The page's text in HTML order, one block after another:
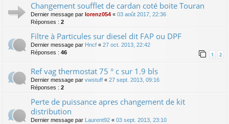
Changement soufflet de cardan coté boite Touran
Dernier message par lorenz054 « 03 août 2017, 22:36
Réponses : 2
Filtre à Particules sur diesel dit FAP ou DPF
Dernier message par Hncf « 27 oct. 2013, 22:42
Réponses : 46 1 2
Ref vag thermostat 75 ° c sur 1.9 bls
Dernier message par vwstuff « 27 sept. 2013, 09:16
Réponses : 2
Perte de puissance apres changement de kit
distribution
Dernier message par Laurent92 « 03 sept. 2013, 23:10